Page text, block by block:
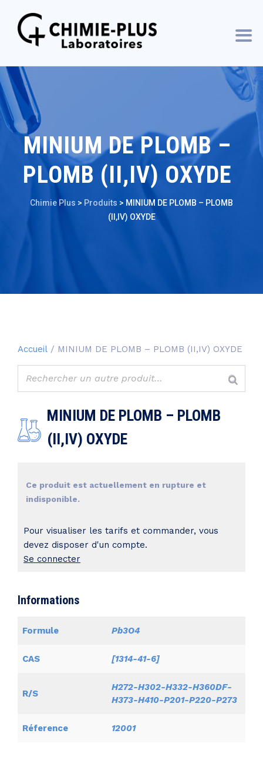
MINIUM DE PLOMB –
PLOMB (II,IV) OXYDE
Chimie Plus > Produits > MINIUM DE PLOMB – PLOMB
(II,IV) OXYDE
Accueil / MINIUM DE PLOMB – PLOMB (II,IV) OXYDE
MINIUM DE PLOMB – PLOMB
(II,IV) OXYDE
Ce produit est actuellement en rupture et
indisponible.
Pour visualiser les tarifs et commander, vous
devez disposer d'un compte.
Se connecter
Informations
Formule Pb3O4
CAS [1314-41-6]
R/S
H272-H302-H332-H360DF-
H373-H410-P201-P220-P273
Réference 12001